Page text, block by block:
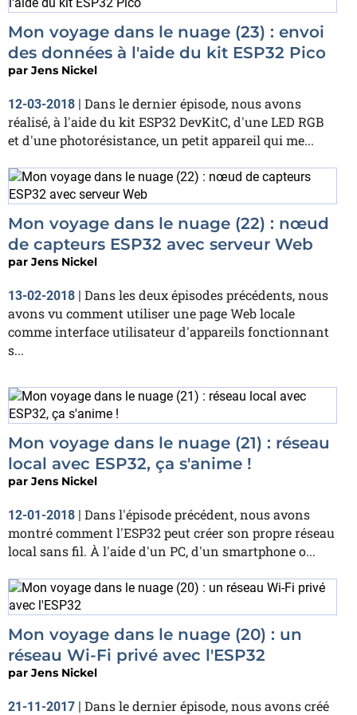
Mon voyage dans le nuage (23) : envoi
des données à l'aide du kit ESP32 Pico
par Jens Nickel
12-03-2018 | Dans le dernier épisode, nous avons
réalisé, à l'aide du kit ESP32 DevKitC, d'une LED RGB
et d'une photorésistance, un petit appareil qui me...
Mon voyage dans le nuage (22) : nœud
de capteurs ESP32 avec serveur Web
par Jens Nickel
13-02-2018 | Dans les deux épisodes précédents, nous
avons vu comment utiliser une page Web locale
comme interface utilisateur d'appareils fonctionnant
s...
Mon voyage dans le nuage (21) : réseau
local avec ESP32, ça s'anime !
par Jens Nickel
12-01-2018 | Dans l'épisode précédent, nous avons
montré comment l'ESP32 peut créer son propre réseau
local sans fil. À l'aide d'un PC, d'un smartphone o...
Mon voyage dans le nuage (20) : un
réseau Wi-Fi privé avec l'ESP32
par Jens Nickel
21-11-2017 | Dans le dernier épisode, nous avons créé